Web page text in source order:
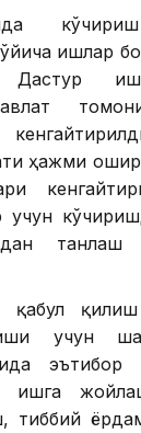
ишлар
ҳажми
учун
танлаш
қабул
учун
эътибор
ишга
тиббий